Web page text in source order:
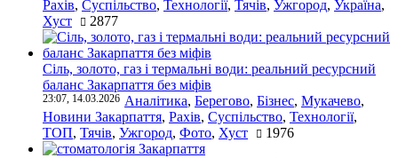
Рахів, Суспільство, Технології, Тячів, Ужгород, Україна,
Хуст
2877
Сіль, золото, газ і термальні води: реальний ресурсний
баланс Закарпаття без міфів
23:07, 14.03.2026 Аналітика, Берегово, Бізнес, Мукачево,
Новини Закарпаття, Рахів, Суспільство, Технології,
ТОП, Тячів, Ужгород, Фото, Хуст 1976